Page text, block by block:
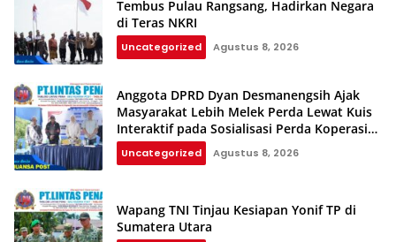
Tembus Pulau Rangsang, Hadirkan Negara
di Teras NKRI
Uncategorized Agustus 8, 2026
Anggota DPRD Dyan Desmanengsih Ajak
Masyarakat Lebih Melek Perda Lewat Kuis
Interaktif pada Sosialisasi Perda Koperasi
dan UMKM
Uncategorized Agustus 8, 2026
Wapang TNI Tinjau Kesiapan Yonif TP di
Sumatera Utara